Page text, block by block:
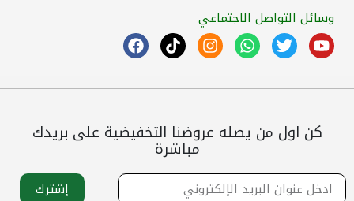
وسائل التواصل الاجتماعي
كن اول من يصله عروضنا التخفيضية على بريدك
مباشرة
إشترك